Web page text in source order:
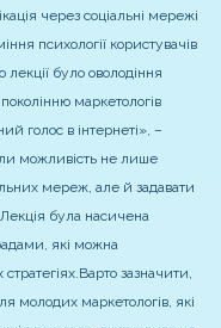
через соціальні мережі
психології користувачів
лекції було оволодіння
маркетологів
голос в інтернеті», –
можливість не лише
мереж, але й задавати
була насичена
які можна
Варто зазначити,
молодих маркетологів, які